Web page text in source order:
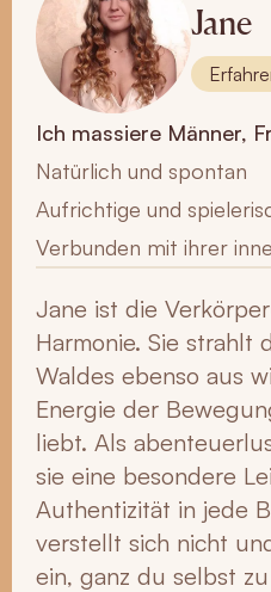
Jane
Ich massiere Männer,
Natürlich und spontan
Aufrichtige und
Verbunden mit ihrer
Jane ist die
Harmonie. Sie strahlt
Waldes ebenso aus
Energie der
liebt. Als
sie eine besondere
Authentizität in jede
verstellt sich nicht
ein, ganz du selbst